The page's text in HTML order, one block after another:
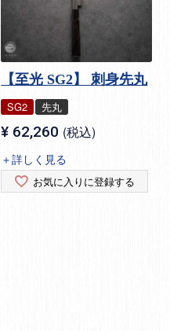
【至光 SG2】 刺身先丸
SG2 先丸
¥ 62,260 税込
＋詳しく見る
お気に入りに登録する